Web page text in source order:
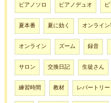
ピアノソロ ピアノデュオ
夏本番 夏に効く オンライ
オンライン ズーム 録音
サロン 交換日記 生徒さん
練習時間 教材 レパートリー